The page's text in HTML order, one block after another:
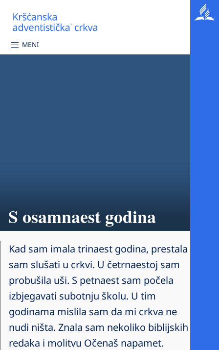
MENI
S osamnaest godina
Kad sam imala trinaest godina, prestala
sam slušati u crkvi. U četrnaestoj sam
probušila uši. S petnaest sam počela
izbjegavati subotnju školu. U tim
godinama mislila sam da mi crkva ne
nudi ništa. Znala sam nekoliko biblijskih
redaka i molitvu Očenaš napamet.